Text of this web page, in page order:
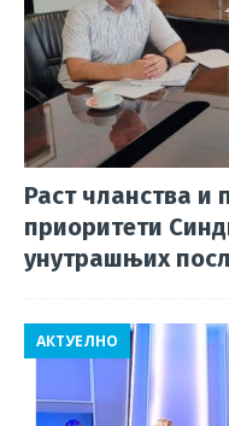
Раст чланства и
приоритети
унутрашњих
АКТУЕЛНО